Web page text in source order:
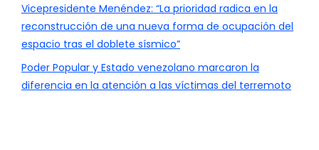
Vicepresidente Menéndez: “La prioridad radica en la
reconstrucción de una nueva forma de ocupación del
espacio tras el doblete sísmico”
Poder Popular y Estado venezolano marcaron la
diferencia en la atención a las víctimas del terremoto